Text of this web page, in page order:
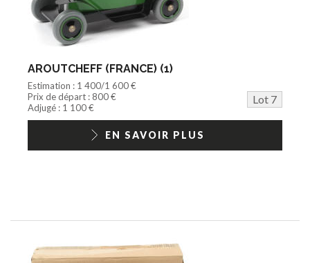
AROUTCHEFF (FRANCE) (1)
Estimation : 1 400/1 600 €
Prix de départ : 800 €
Lot 7
Adjugé : 1 100 €
EN SAVOIR PLUS